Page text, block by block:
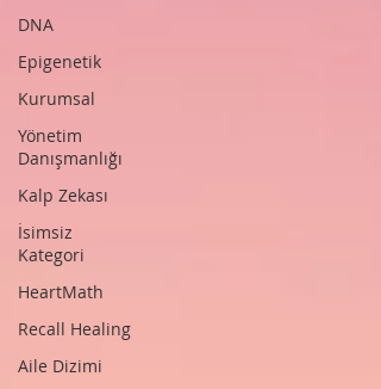
DNA
Epigenetik
Kurumsal
Yönetim
Danışmanlığı
Kalp Zekası
İsimsiz
Kategori
HeartMath
Recall Healing
Aile Dizimi